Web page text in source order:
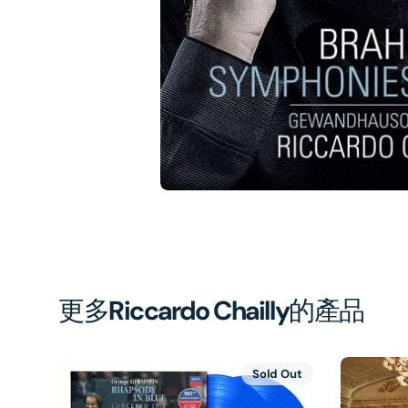
in
更多Riccardo Chailly的產品
Sold Out